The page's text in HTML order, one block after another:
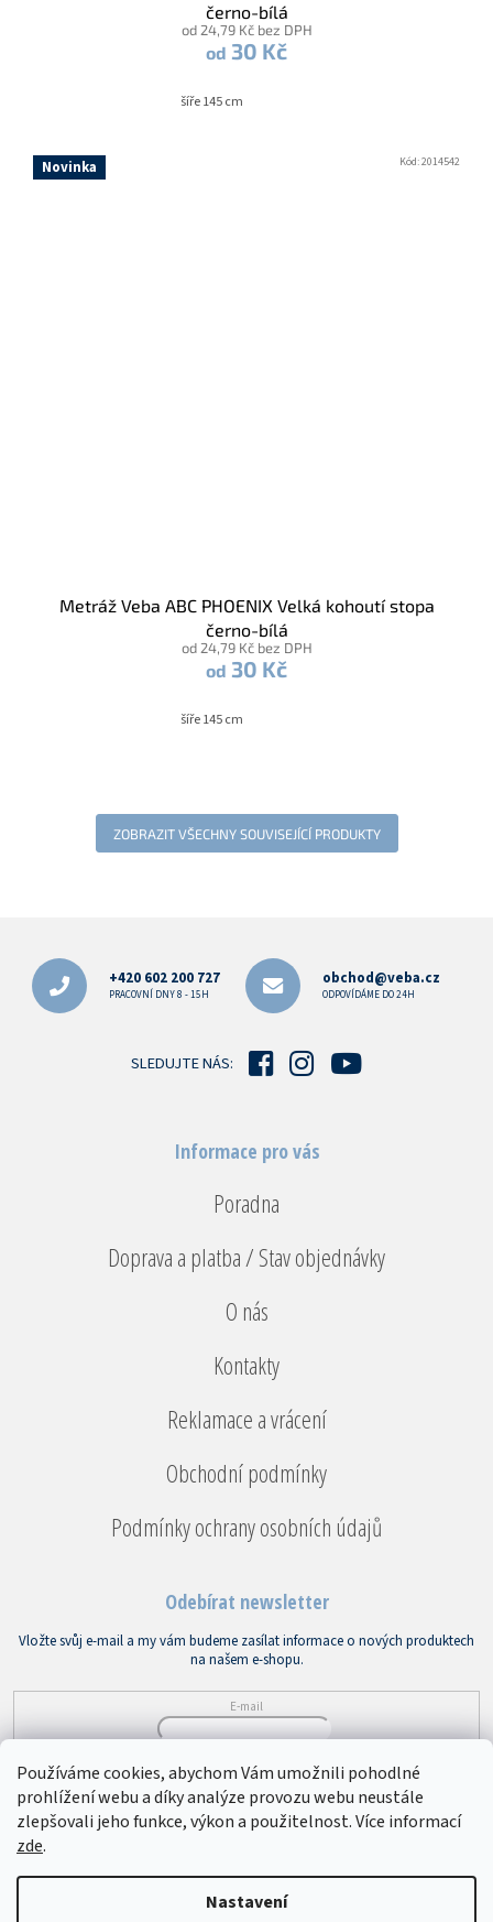
Používáme cookies, abychom Vám umožnili pohodlné
prohlížení webu a díky analýze provozu webu neustále
zlepšovali jeho funkce, výkon a použitelnost. Více informací
zde.
Nastavení
černo-bílá
od 24,79 Kč bez DPH
od 30 Kč
šíře 145 cm
Novinka
Metráž Veba ABC PHOENIX Velká kohoutí stopa
černo-bílá
od 24,79 Kč bez DPH
od 30 Kč
šíře 145 cm
Kód:2014542
ZOBRAZIT VŠECHNY SOUVISEJÍCÍ PRODUKTY
+420 602 200 727
PRACOVNÍ DNY 8 - 15H
obchod@veba.cz
ODPOVÍDÁME DO 24H
SLEDUJTE NÁS:
Informace pro vás
Poradna
Doprava a platba / Stav objednávky
O nás
Kontakty
Reklamace a vrácení
Obchodní podmínky
Podmínky ochrany osobních údajů
Odebírat newsletter
Vložte svůj e-mail a my vám budeme zasílat informace o nových produktech
na našem e-shopu.
E-mail
PŘIHLÁSIT SE
Bytový textil VEBA . Všechna práva vyhrazena.
nastavení cookies